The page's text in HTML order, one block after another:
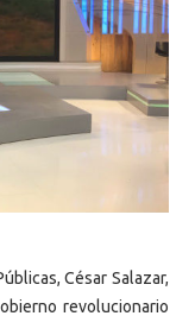
César Salazar,
revolucionario